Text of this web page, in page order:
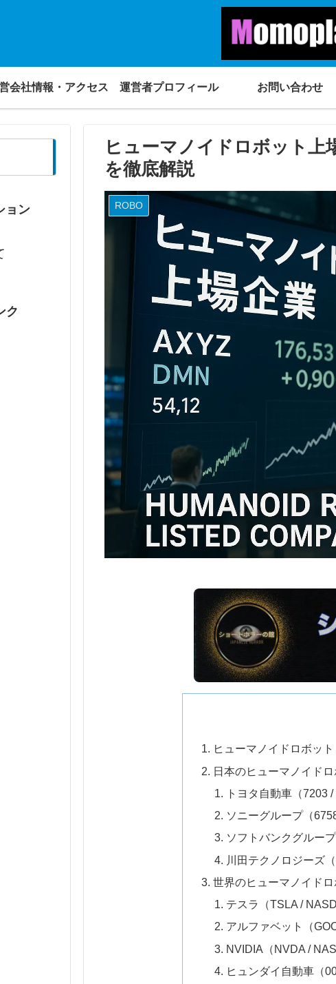
会社情報・アクセス 運営者プロフィール お問い合わせ
ヒューマノイドロボット上
を徹底解説
ROBO
ヒューマノイドロボッ
日本のヒューマノイド
トヨタ自動車（7203 /
ソニーグループ（
ソフトバンクグルー
川田テクノロジーズ
世界のヒューマノイド
テスラ（TSLA /
アルファベット（
NVIDIA（NVDA /
ヒュンダイ自動車（
ョン
ク